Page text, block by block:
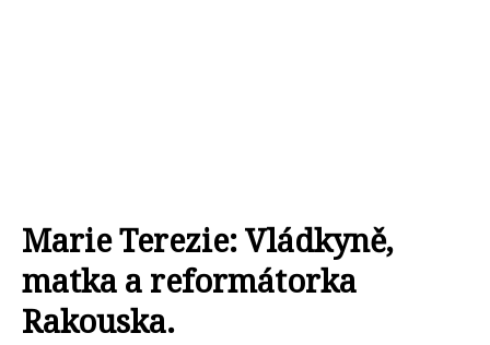
Marie Terezie: Vládkyně,
matka a reformátorka
Rakouska.